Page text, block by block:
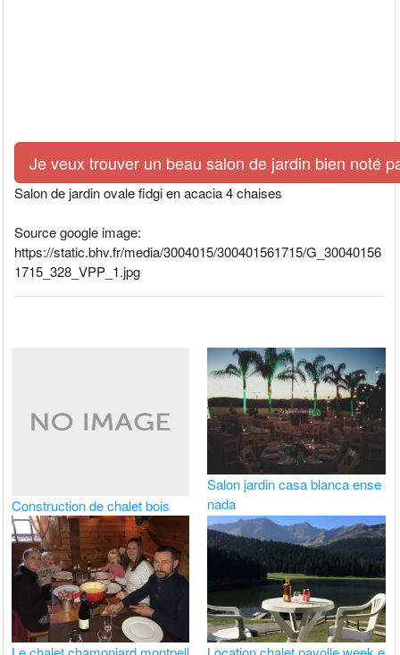
Je veux trouver un beau salon de jardin bien noté
Salon de jardin ovale fidgi en acacia 4 chaises
Source google image:
https://static.bhv.fr/media/3004015/300401561715/G_30040156
1715_328_VPP_1.jpg
Construction de chalet bois
Salon jardin casa blanca ense
nada